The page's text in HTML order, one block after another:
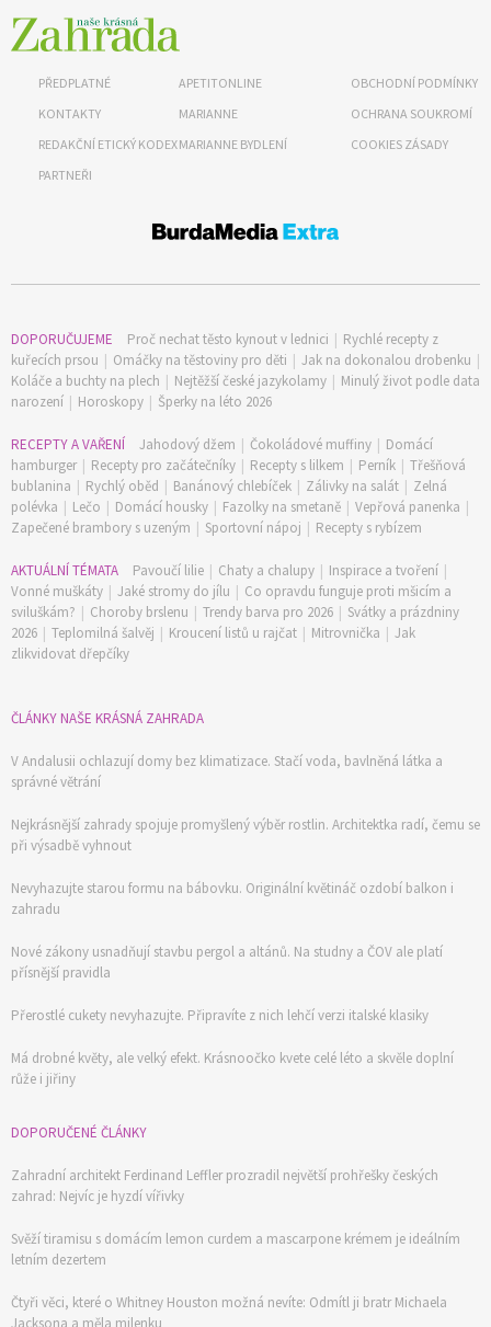
PŘEDPLATNÉ
KONTAKTY
REDAKČNÍ ETICKÝ KODEX
PARTNEŘI
APETITONLINE
MARIANNE
MARIANNE BYDLENÍ
OBCHODNÍ PODMÍNKY
OCHRANA SOUKROMÍ
COOKIES ZÁSADY
DOPORUČUJEME Proč nechat těsto kynout v lednici | Rychlé recepty z
kuřecích prsou | Omáčky na těstoviny pro děti | Jak na dokonalou drobenku |
Koláče a buchty na plech | Nejtěžší české jazykolamy | Minulý život podle data
narození | Horoskopy | Šperky na léto 2026
RECEPTY A VAŘENÍ Jahodový džem | Čokoládové muffiny | Domácí
hamburger | Recepty pro začátečníky | Recepty s lilkem | Perník | Třešňová
bublanina | Rychlý oběd | Banánový chlebíček | Zálivky na salát | Zelná
polévka | Lečo | Domácí housky | Fazolky na smetaně | Vepřová panenka |
Zapečené brambory s uzeným | Sportovní nápoj | Recepty s rybízem
AKTUÁLNÍ TÉMATA Pavoučí lilie | Chaty a chalupy | Inspirace a tvoření |
Vonné muškáty | Jaké stromy do jílu | Co opravdu funguje proti mšicím a
sviluškám? | Choroby brslenu | Trendy barva pro 2026 | Svátky a prázdniny
2026 | Teplomilná šalvěj | Kroucení listů u rajčat | Mitrovnička | Jak
zlikvidovat dřepčíky
ČLÁNKY NAŠE KRÁSNÁ ZAHRADA
V Andalusii ochlazují domy bez klimatizace. Stačí voda, bavlněná látka a
správné větrání
Nejkrásnější zahrady spojuje promyšlený výběr rostlin. Architektka radí, čemu se
při výsadbě vyhnout
Nevyhazujte starou formu na bábovku. Originální květináč ozdobí balkon i
zahradu
Nové zákony usnadňují stavbu pergol a altánů. Na studny a ČOV ale platí
přísnější pravidla
Přerostlé cukety nevyhazujte. Připravíte z nich lehčí verzi italské klasiky
Má drobné květy, ale velký efekt. Krásnoočko kvete celé léto a skvěle doplní
růže i jiřiny
DOPORUČENÉ ČLÁNKY
Zahradní architekt Ferdinand Leffler prozradil největší prohřešky českých
zahrad: Nejvíc je hyzdí vířivky
Svěží tiramisu s domácím lemon curdem a mascarpone krémem je ideálním
letním dezertem
Čtyři věci, které o Whitney Houston možná nevíte: Odmítl ji bratr Michaela
Jacksona a měla milenku